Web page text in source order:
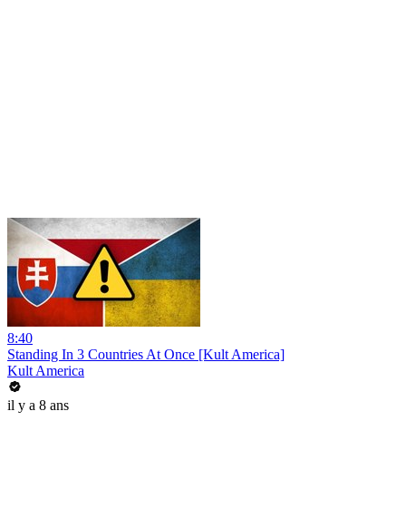
8:40
Standing In 3 Countries At Once [Kult America]
Kult America
il y a 8 ans